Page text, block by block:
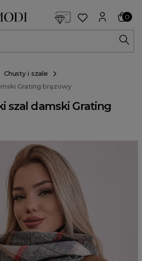
0
Chusty i szale
Grating brązowy
szal damski Grating